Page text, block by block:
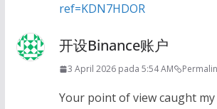
ref=KDN7HDOR
开设Binance账户
3 April 2026 pada 5:54 AM
Your point of view caught my